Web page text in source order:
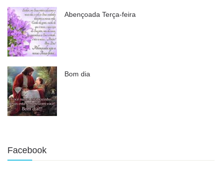
Abençoada Terça-feira
Bom dia
Facebook